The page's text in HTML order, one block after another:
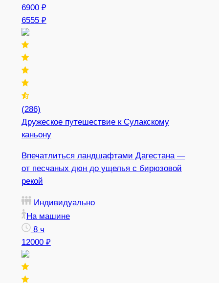
6900 ₽
6555 ₽
(286)
Дружеское путешествие к Сулакскому
каньону
Впечатлиться ландшафтами Дагестана —
от песчаных дюн до ущелья с бирюзовой
рекой
Индивидуально
На машине
8 ч
12000 ₽